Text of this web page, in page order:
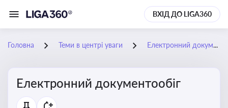
ВХІД ДО LIGA360
Головна Теми в центрі уваги Електронний документообіг
Електронний документообіг